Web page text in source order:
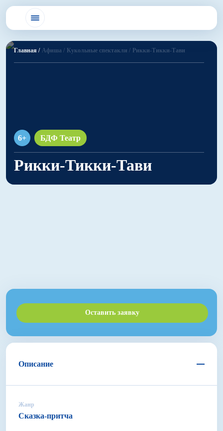
Главная / Афиша / Кукольные спектакли / Рикки-Тикки-Тави
6+ БДФ Театр
Рикки-Тикки-Тави
Оставить заявку
Описание
Жанр
Сказка-притча